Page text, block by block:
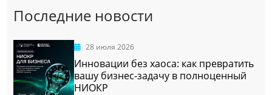
Последние новости
28 июля 2026
Инновации без хаоса: как превратить
вашу бизнес-задачу в полноценный
НИОКР